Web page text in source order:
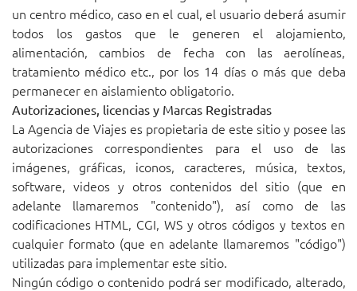
un centro médico, caso en el cual, el usuario deberá asumir
todos los gastos que le generen el alojamiento,
alimentación, cambios de fecha con las aerolíneas,
tratamiento médico etc., por los 14 días o más que deba
permanecer en aislamiento obligatorio.
Autorizaciones, licencias y Marcas Registradas
La Agencia de Viajes es propietaria de este sitio y posee las
autorizaciones correspondientes para el uso de las
imágenes, gráficas, iconos, caracteres, música, textos,
software, videos y otros contenidos del sitio (que en
adelante llamaremos "contenido"), así como de las
codificaciones HTML, CGI, WS y otros códigos y textos en
cualquier formato (que en adelante llamaremos "código")
utilizadas para implementar este sitio.
Ningún código o contenido podrá ser modificado, alterado,